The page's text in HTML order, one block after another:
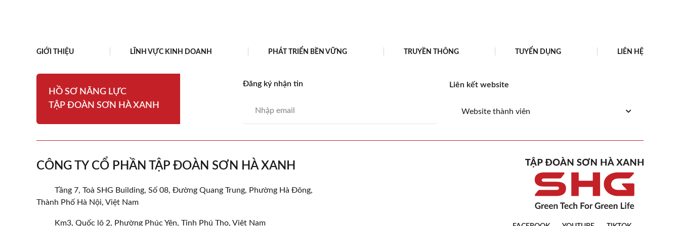
GIỚI THIỆU LĨNH VỰC KINH DOANH PHÁT TRIỂN BỀN VỮNG TRUYỀN THÔNG TUYỂN DỤNG LIÊN HỆ
HỒ SƠ NĂNG LỰC
TẬP ĐOÀN SƠN HÀ XANH
Đăng ký nhận tin Liên kết website
Website thành viên
CÔNG TY CỔ PHẦN TẬP ĐOÀN SƠN HÀ XANH
Tầng 7, Toà SHG Building, Số 08, Đường Quang Trung, Phường Hà Đông,
Thành Phố Hà Nội, Việt Nam
Km3, Quốc lộ 2, Phường Phúc Yên, Tỉnh Phú Thọ, Việt Nam